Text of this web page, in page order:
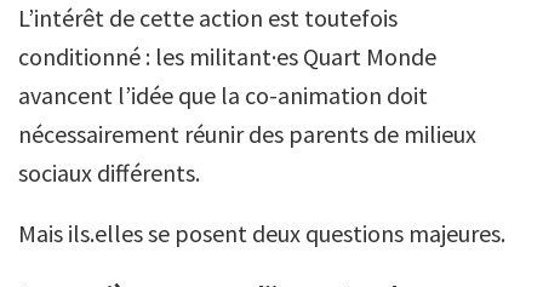
L’intérêt de cette action est toutefois
conditionné : les militant·es Quart Monde
avancent l’idée que la co-animation doit
nécessairement réunir des parents de milieux
sociaux différents.
Mais ils.elles se posent deux questions majeures.